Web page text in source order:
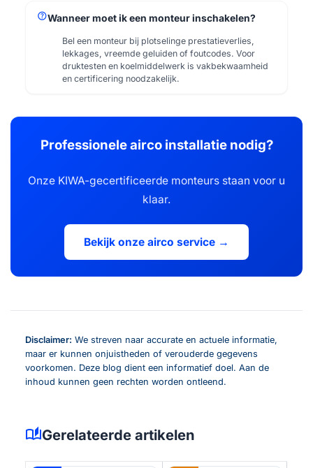
helpWanneer moet ik een monteur inschakelen?
Bel een monteur bij plotselinge prestatieverlies,
lekkages, vreemde geluiden of foutcodes. Voor
druktesten en koelmiddelwerk is vakbekwaamheid
en certificering noodzakelijk.
Professionele airco installatie nodig?
Onze KIWA-gecertificeerde monteurs staan voor u
klaar.
Bekijk onze airco service →
Disclaimer: We streven naar accurate en actuele informatie,
maar er kunnen onjuistheden of verouderde gegevens
voorkomen. Deze blog dient een informatief doel. Aan de
inhoud kunnen geen rechten worden ontleend.
auto_storiesGerelateerde artikelen